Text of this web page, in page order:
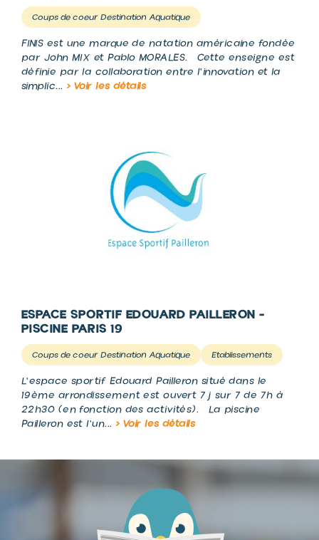
Coups de coeur Destination Aquatique
FINIS est une marque de natation américaine fondée
par John MIX et Pablo MORALES. Cette enseigne est
définie par la collaboration entre l'innovation et la
simplic... > Voir les détails
ESPACE SPORTIF EDOUARD PAILLERON -
PISCINE PARIS 19
Coups de coeur Destination Aquatique Etablissements
L'espace sportif Edouard Pailleron situé dans le
19ème arrondissement est ouvert 7j sur 7 de 7h à
22h30 (en fonction des activités). La piscine
Pailleron est l'un... > Voir les détails